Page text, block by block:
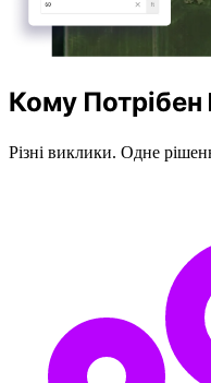
Кому
Різні виклики. Одне